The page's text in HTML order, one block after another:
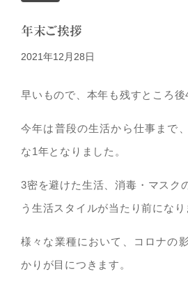
年末ご挨拶
2021年12月28日
早いもので、本年も残すところ後
今年は普段の生活から仕事まで
な1年となりました。
3密を避けた生活、消毒・マスク
う生活スタイルが当たり前になり
様々な業種において、コロナの
かりが目につきます。